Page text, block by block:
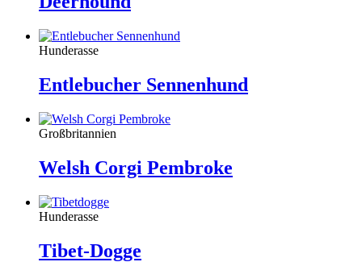
Hunderasse
Entlebucher Sennenhund
Großbritannien
Welsh Corgi Pembroke
Hunderasse
Tibet-Dogge